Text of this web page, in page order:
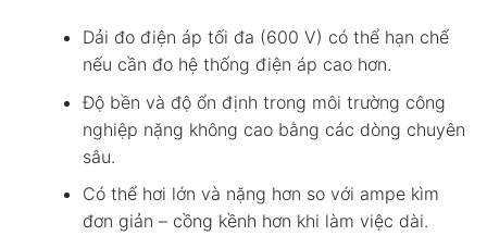
Dải đo điện áp tối đa (600 V) có thể hạn chế
nếu cần đo hệ thống điện áp cao hơn.
Độ bền và độ ổn định trong môi trường công
nghiệp nặng không cao bằng các dòng chuyên
sâu.
Có thể hơi lớn và nặng hơn so với ampe kìm
đơn giản – cồng kềnh hơn khi làm việc dài.